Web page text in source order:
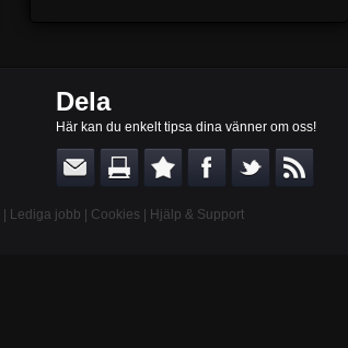
Dela
Här kan du enkelt tipsa dina vänner om oss!
Lediga jobb Cookies Hjälp & Support